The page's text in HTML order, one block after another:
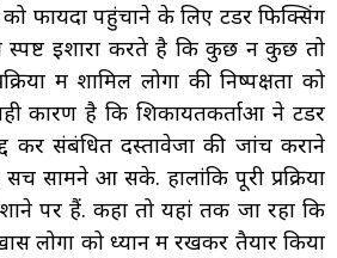
फायदा पहुंचाने के लिए टेंडर फिक्सिंग
इशारा करते है कि कुछ न कुछ तो
में शामिल लोगों की निष्पक्षता को
कारण है कि शिकायतकर्ताओं ने टेंडर
कर संबंधित दस्तावेजों की जांच कराने
सामने आ सके. हालांकि पूरी प्रक्रिया
पर हैं. कहा तो यहां तक जा रहा कि
लोगों को ध्यान में रखकर तैयार किया